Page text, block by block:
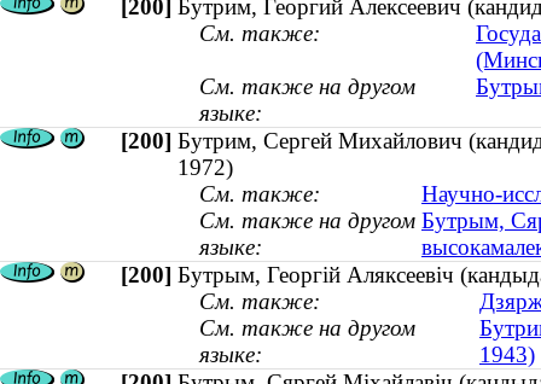
[200] Бутрим, Георгий Алексеевич
См. также:
См. также на другом
языке:
[200] Бутрим, Сергей Михайлович
1972)
См. также:
Научно-
См. также на другом
языке:
Бутрым,
[200] Бутрым, Георгій Аляксеевіч
См. также:
См. также на другом
языке:
1943)